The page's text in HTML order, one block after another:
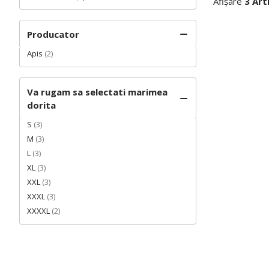
Producator
Apis (2)
Va rugam sa selectati marimea
dorita
S (3)
M (3)
L (3)
XL (3)
XXL (3)
XXXL (3)
XXXXL (2)